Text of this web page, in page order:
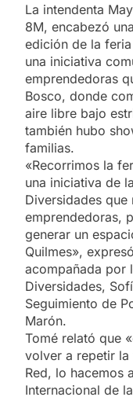
La intendenta
8M, encabezó
edición de la
una iniciativa
emprendedoras
Bosco, donde
aire libre bajo
también hubo
familias.
«Recorrimos la
una iniciativa de
Diversidades
emprendedoras,
generar un
Quilmes»,
acompañada por
Diversidades,
Seguimiento de
Marón.
Tomé relató que
volver a repetir la
Red, lo hacemos
Internacional de